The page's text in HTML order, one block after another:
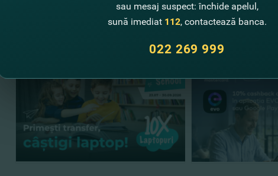
Alte noutăţi
sau mesaj suspect: închide apelul,
sună imediat 112, contactează banca.
022 269 999